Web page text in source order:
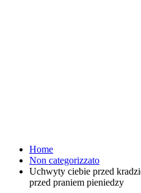
Home
Non categorizzato
Uchwyty ciebie przed
przed praniem pieniedzy